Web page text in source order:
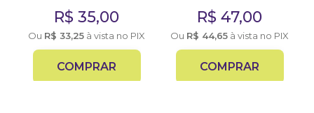
R$35,00
Ou R$ 33,25 à vista no PIX
COMPRAR
R$47,00
Ou R$ 44,65 à vista no PIX
COMPRAR